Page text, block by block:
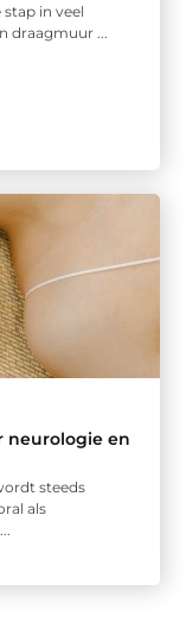
stap in veel
draagmuur ...
neurologie en
steeds
als